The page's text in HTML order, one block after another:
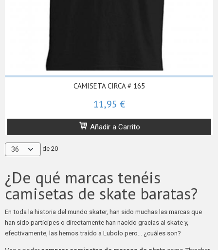
CAMISETA CIRCA # 165
11,95 €
Añadir a Carrito
de 20
¿De qué marcas tenéis
camisetas de skate baratas?
En toda la historia del mundo skater, han sido muchas las marcas que
han sido partícipes o directamente han nacido gracias al skate y,
efectivamente, las hemos traído a Lubolo pero… ¿cuáles son?